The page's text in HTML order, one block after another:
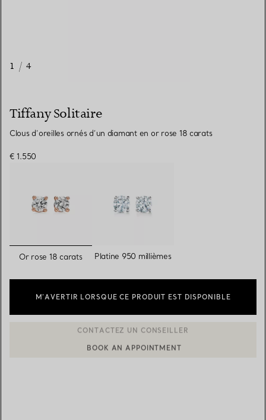
1 / 4
Tiffany Solitaire
Clous d’oreilles ornés d’un diamant en or rose 18 carats
€ 1.550
sélectionnés
Or rose 18 carats Platine 950 millièmes
M’AVERTIR LORSQUE CE PRODUIT EST DISPONIBLE
CONTACTER UN CONSEILLER CLIENT OU PRENDRE RENDEZ-